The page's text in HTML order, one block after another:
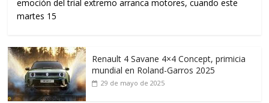
emoción del trial extremo arranca motores, cuando este
martes 15
Renault 4 Savane 4×4 Concept, primicia
mundial en Roland-Garros 2025
29 de mayo de 2025